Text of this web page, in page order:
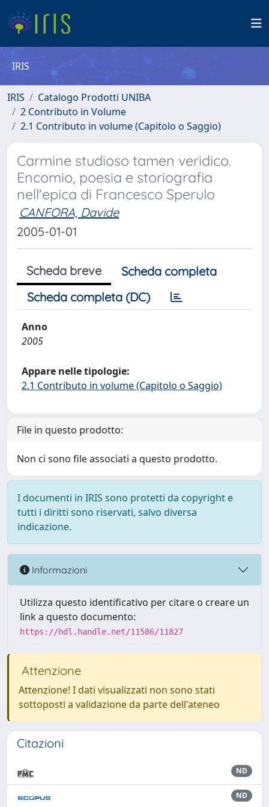
IRIS
IRIS
Catalogo Prodotti UNIBA
2 Contributo in Volume
2.1 Contributo in volume (Capitolo o Saggio)
Carmine studioso tamen veridico.
Encomio, poesia e storiografia
nell'epica di Francesco Sperulo
CANFORA, Davide
2005-01-01
Scheda breve
Scheda completa
Scheda completa (DC)
Anno
2005
Appare nelle tipologie:
2.1 Contributo in volume (Capitolo o Saggio)
File in questo prodotto:
Non ci sono file associati a questo prodotto.
I documenti in IRIS sono protetti da copyright e
tutti i diritti sono riservati, salvo diversa
indicazione.
Informazioni
Utilizza questo identificativo per citare o creare un
link a questo documento:
https://hdl.handle.net/11586/11827
Attenzione
Attenzione! I dati visualizzati non sono stati
sottoposti a validazione da parte dell'ateneo
Citazioni
ND
ND